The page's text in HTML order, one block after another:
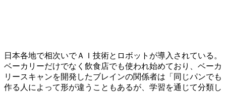
日本各地で相次いでＡＩ技術とロボットが導入されている。
ベーカリーだけでなく飲食店でも使われ始めており、ベーカ
リースキャンを開発したブレインの関係者は「同じパンでも
作る人によって形が違うこともあるが、学習を通じて分類し